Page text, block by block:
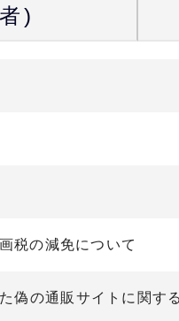
)
税の減免について
偽の通販サイトに関す